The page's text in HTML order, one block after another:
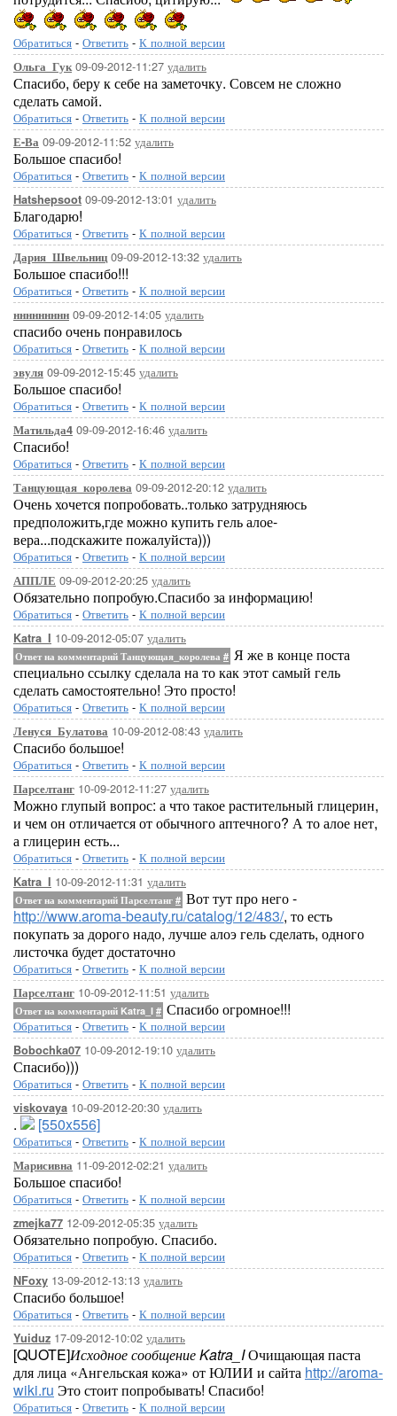
Обратиться - Ответить - К полной версии
Ольга_Гук09-09-2012-11:27 удалить
Спасибо, беру к себе на заметочку. Совсем не сложно
сделать самой.
Обратиться - Ответить - К полной версии
Е-Ва 09-09-2012-11:52 удалить
Большое спасибо!
Обратиться - Ответить - К полной версии
Hatshepsoot 09-09-2012-13:01 удалить
Благодарю!
Обратиться - Ответить - К полной версии
Дария_Швельниц 09-09-2012-13:32 удалить
Большое спасибо!!!
Обратиться - Ответить - К полной версии
ннннннннн 09-09-2012-14:05 удалить
спасибо очень понравилось
Обратиться - Ответить - К полной версии
эвуля 09-09-2012-15:45 удалить
Большое спасибо!
Обратиться - Ответить - К полной версии
Матильда4 09-09-2012-16:46 удалить
Спасибо!
Обратиться - Ответить - К полной версии
Танцующая_королева 09-09-2012-20:12 удалить
Очень хочется попробовать..только затрудняюсь
предположить,где можно купить гель алое-
вера...подскажите пожалуйста)))
Обратиться - Ответить - К полной версии
АППЛЕ 09-09-2012-20:25 удалить
Обязательно попробую.Спасибо за информацию!
Обратиться - Ответить - К полной версии
Katra_I 10-09-2012-05:07 удалить
Ответ на комментарий Танцующая_королева # Я же в конце поста
специально ссылку сделала на то как этот самый гель
сделать самостоятельно! Это просто!
Обратиться - Ответить - К полной версии
Ленуся_Булатова 10-09-2012-08:43 удалить
Спасибо большое!
Обратиться - Ответить - К полной версии
Парселтанг 10-09-2012-11:27 удалить
Можно глупый вопрос: а что такое растительный глицерин,
и чем он отличается от обычного аптечного? А то алое нет,
а глицерин есть...
Обратиться - Ответить - К полной версии
Katra_I 10-09-2012-11:31 удалить
Ответ на комментарий Парселтанг # Вот тут про него -
http://www.aroma-beauty.ru/catalog/12/483/, то есть
покупать за дорого надо, лучше алоэ гель сделать, одного
листочка будет достаточно
Обратиться - Ответить - К полной версии
Парселтанг 10-09-2012-11:51 удалить
Ответ на комментарий Katra_I # Спасибо огромное!!!
Обратиться - Ответить - К полной версии
Bobochka07 10-09-2012-19:10 удалить
Спасибо)))
Обратиться - Ответить - К полной версии
viskovaya 10-09-2012-20:30 удалить
. [550x556]
Обратиться - Ответить - К полной версии
Марисивна 11-09-2012-02:21 удалить
Большое спасибо!
Обратиться - Ответить - К полной версии
zmejka77 12-09-2012-05:35 удалить
Обязательно попробую. Спасибо.
Обратиться - Ответить - К полной версии
NFoxy 13-09-2012-13:13 удалить
Спасибо большое!
Обратиться - Ответить - К полной версии
Yuiduz 17-09-2012-10:02 удалить
[QUOTE]Исходное сообщение Katra_IОчищающая паста
для лица «Ангельская кожа» от ЮЛИИ и сайта http://aroma-
wiki.ru Это стоит попробывать! Спасибо!
Обратиться - Ответить - К полной версии